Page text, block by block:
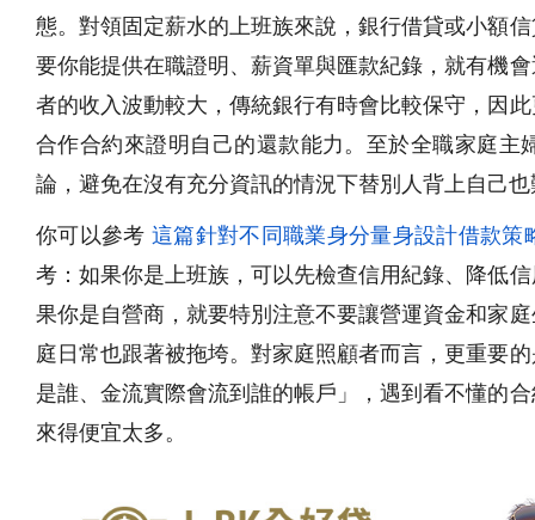
態。對領固定薪水的上班族來說，銀行借貸或小額
要你能提供在職證明、薪資單與匯款紀錄，就有機
者的收入波動較大，傳統銀行有時會比較保守，因
合作合約來證明自己的還款能力。至於全職家庭
論，避免在沒有充分資訊的情況下替別人背上自己
你可以參考 這篇針對不同職業身分量身設計借款策
考：如果你是上班族，可以先檢查信用紀錄、降低
果你是自營商，就要特別注意不要讓營運資金和家
庭日常也跟著被拖垮。對家庭照顧者而言，更重要
是誰、金流實際會流到誰的帳戶」，遇到看不懂的
來得便宜太多。